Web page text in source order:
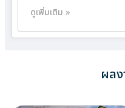
ดูเพิ่มเติม »
ผลง